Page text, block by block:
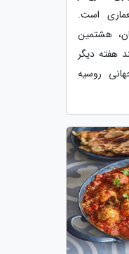
است.
هشتمین
هفته دیگر
روسیه